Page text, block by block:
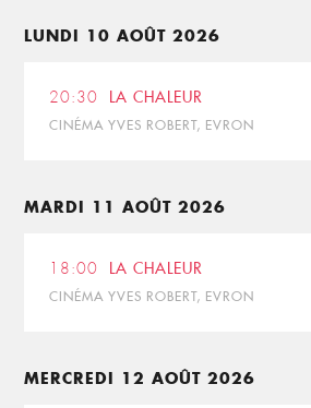
LUNDI 10 AOÛT 2026
20:30 LA CHALEUR
CINÉMA YVES ROBERT, EVRON
MARDI 11 AOÛT 2026
18:00 LA CHALEUR
CINÉMA YVES ROBERT, EVRON
MERCREDI 12 AOÛT 2026